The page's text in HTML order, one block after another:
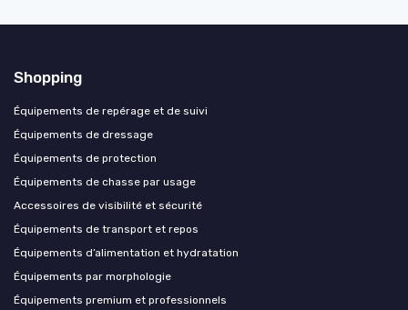
Shopping
Équipements de repérage et de suivi
Équipements de dressage
Équipements de protection
Équipements de chasse par usage
Accessoires de visibilité et sécurité
Équipements de transport et repos
Équipements d’alimentation et hydratation
Équipements par morphologie
Équipements premium et professionnels